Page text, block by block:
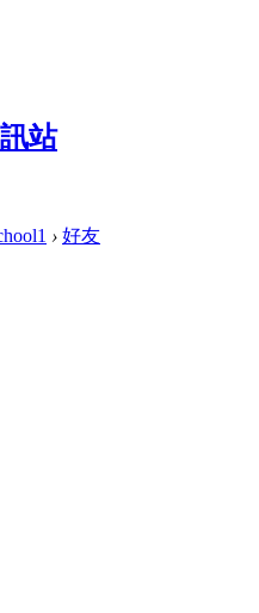
› 好友